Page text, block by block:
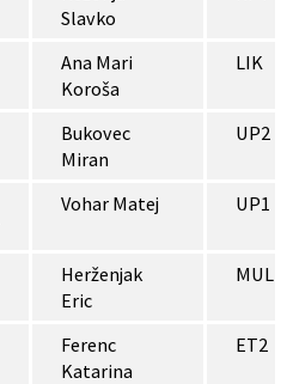
Slavko
Ana Mari
Koroša
LIK
Bukovec
Miran
UP2
Vohar Matej UP1
Herženjak
Eric
MUL
Ferenc
Katarina
ET2